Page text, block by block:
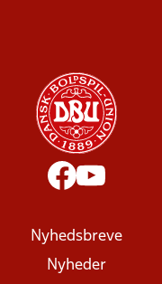
Nyhedsbreve
Nyheder